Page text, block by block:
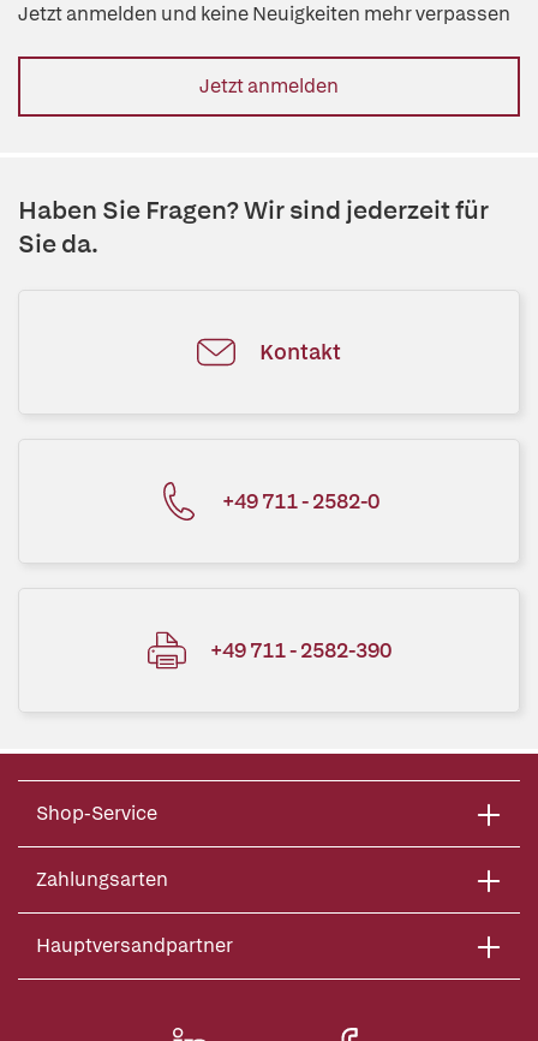
Jetzt anmelden und keine Neuigkeiten mehr verpassen
Jetzt anmelden
Haben Sie Fragen? Wir sind jederzeit für
Sie da.
Kontakt
+49 711 - 2582-0
+49 711 - 2582-390
Shop-Service
Zahlungsarten
Hauptversandpartner